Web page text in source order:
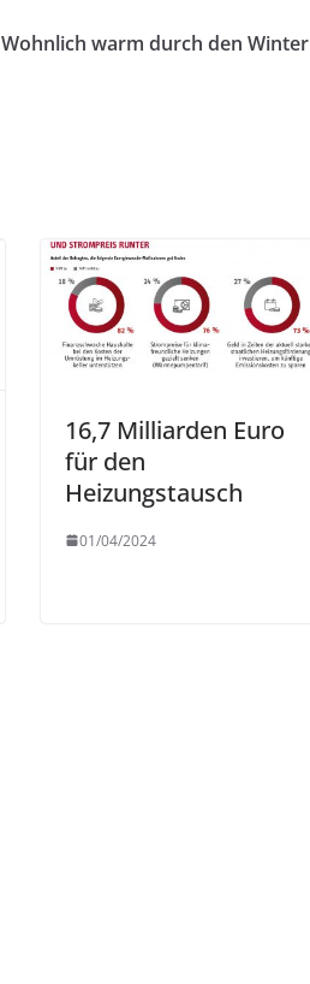
Wohnlich warm durch den Winter
16,7 Milliarden Euro
für den
Heizungstausch
01/04/2024